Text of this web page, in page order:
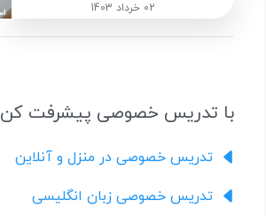
02 خرداد 1403
با تدریس خصوصی پیشرفت کن
تدریس خصوصی در منزل و آنلاین
تدریس خصوصی زبان انگلیسی